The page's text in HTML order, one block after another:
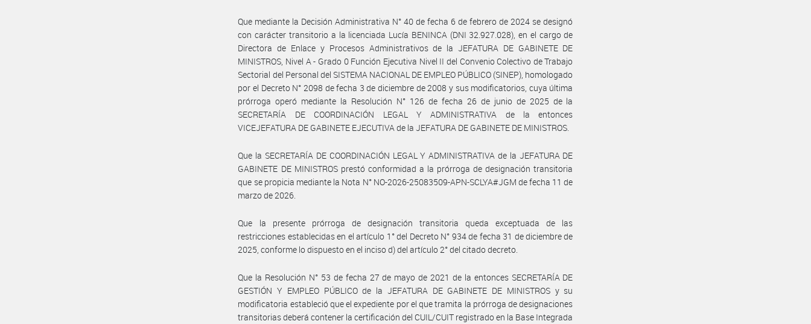
Que mediante la Decisión Administrativa N° 40 de fecha 6 de febrero de 2024 se designó
con carácter transitorio a la licenciada Lucía BENINCA (DNI 32.927.028), en el cargo de
Directora de Enlace y Procesos Administrativos de la JEFATURA DE GABINETE DE
MINISTROS, Nivel A - Grado 0 Función Ejecutiva Nivel II del Convenio Colectivo de Trabajo
Sectorial del Personal del SISTEMA NACIONAL DE EMPLEO PÚBLICO (SINEP), homologado
por el Decreto N° 2098 de fecha 3 de diciembre de 2008 y sus modificatorios, cuya última
prórroga operó mediante la Resolución N° 126 de fecha 26 de junio de 2025 de la
SECRETARÍA DE COORDINACIÓN LEGAL Y ADMINISTRATIVA de la entonces
VICEJEFATURA DE GABINETE EJECUTIVA de la JEFATURA DE GABINETE DE MINISTROS.
Que la SECRETARÍA DE COORDINACIÓN LEGAL Y ADMINISTRATIVA de la JEFATURA DE
GABINETE DE MINISTROS prestó conformidad a la prórroga de designación transitoria
que se propicia mediante la Nota N° NO-2026-25083509-APN-SCLYA#JGM de fecha 11 de
marzo de 2026.
Que la presente prórroga de designación transitoria queda exceptuada de las
restricciones establecidas en el artículo 1° del Decreto N° 934 de fecha 31 de diciembre de
2025, conforme lo dispuesto en el inciso d) del artículo 2° del citado decreto.
Que la Resolución N° 53 de fecha 27 de mayo de 2021 de la entonces SECRETARÍA DE
GESTIÓN Y EMPLEO PÚBLICO de la JEFATURA DE GABINETE DE MINISTROS y su
modificatoria estableció que el expediente por el que tramita la prórroga de designaciones
transitorias deberá contener la certificación del CUIL/CUIT registrado en la Base Integrada